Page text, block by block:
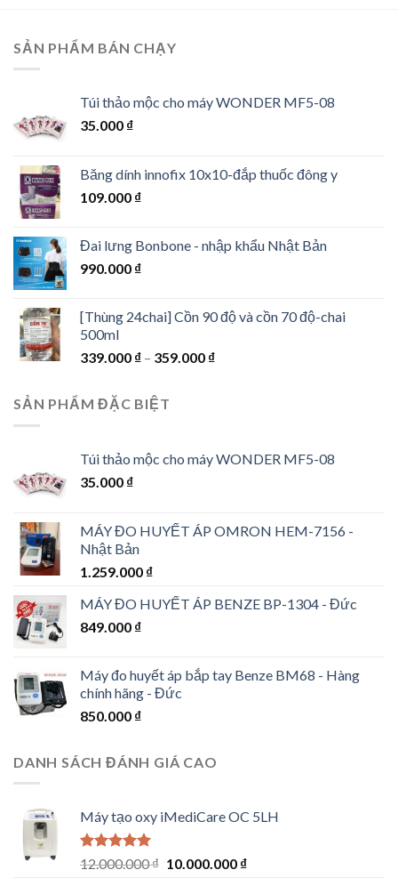
SẢN PHẨM BÁN CHẠY
Túi thảo mộc cho máy WONDER MF5-08
35.000 ₫
Băng dính innofix 10x10-đắp thuốc đông y
109.000 ₫
Đai lưng Bonbone - nhập khẩu Nhật Bản
990.000 ₫
[Thùng 24chai] Cồn 90 độ và cồn 70 độ-chai
500ml
339.000 ₫ – 359.000 ₫
SẢN PHẨM ĐẶC BIỆT
Túi thảo mộc cho máy WONDER MF5-08
35.000 ₫
MÁY ĐO HUYẾT ÁP OMRON HEM-7156 -
Nhật Bản
1.259.000 ₫
MÁY ĐO HUYẾT ÁP BENZE BP-1304 - Đức
849.000 ₫
Máy đo huyết áp bắp tay Benze BM68 - Hàng
chính hãng - Đức
850.000 ₫
DANH SÁCH ĐÁNH GIÁ CAO
Máy tạo oxy iMediCare OC 5LH
Rated5.00
12.000.000₫ Original
10.000.000 ₫Current